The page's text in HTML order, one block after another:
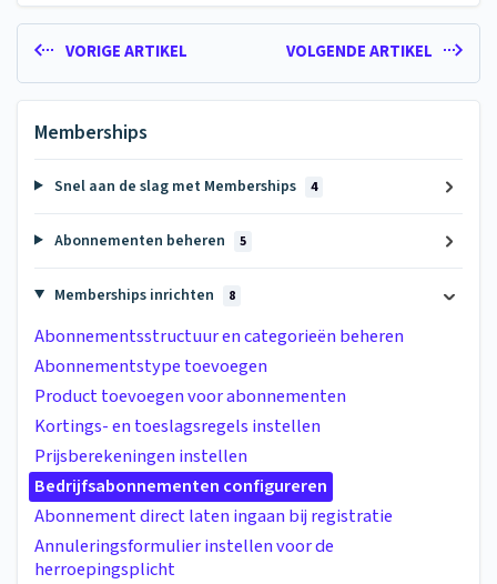
VORIGE ARTIKEL VOLGENDE ARTIKEL
Memberships
Snel aan de slag met Memberships 4
Abonnementen beheren 5
Memberships inrichten 8
Abonnementsstructuur en categorieën beheren
Abonnementstype toevoegen
Product toevoegen voor abonnementen
Kortings- en toeslagsregels instellen
Prijsberekeningen instellen
Bedrijfsabonnementen configureren
Abonnement direct laten ingaan bij registratie
Annuleringsformulier instellen voor de
herroepingsplicht